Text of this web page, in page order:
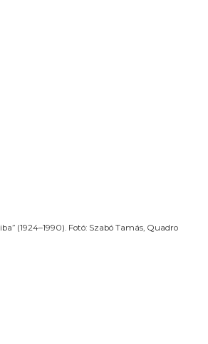
(1924–1990). Fotó: Szabó Tamás, Quadro